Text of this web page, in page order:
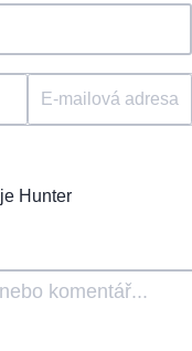
E-mailová adresa
Hunter